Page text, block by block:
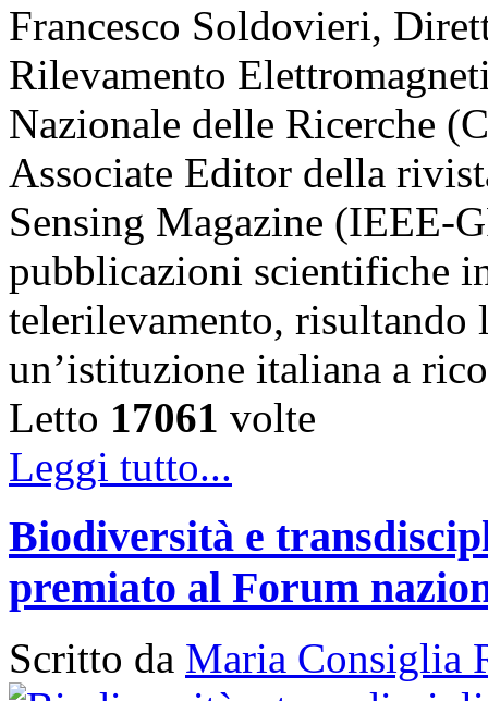
Francesco Soldovieri,
Rilevamento
Nazionale delle Ricerche
Associate Editor della
Sensing Magazine (IEEE-
pubblicazioni scientifiche
telerilevamento, risultando
un’istituzione italiana a
Letto 17061 volte
Leggi tutto...
Biodiversità e
premiato al Forum
Scritto da Maria Consiglia